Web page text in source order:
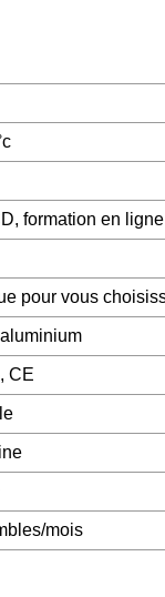
formation en ligne
pour vous
CE
mois